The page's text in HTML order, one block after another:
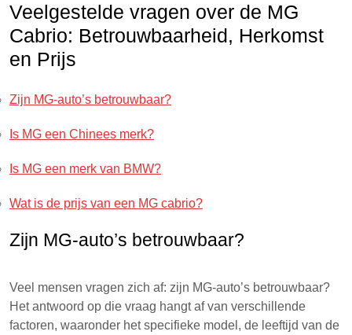
Veelgestelde vragen over de MG
Cabrio: Betrouwbaarheid, Herkomst
en Prijs
Zijn MG-auto’s betrouwbaar?
Is MG een Chinees merk?
Is MG een merk van BMW?
Wat is de prijs van een MG cabrio?
Zijn MG-auto’s betrouwbaar?
Veel mensen vragen zich af: zijn MG-auto’s betrouwbaar?
Het antwoord op die vraag hangt af van verschillende
factoren, waaronder het specifieke model, de leeftijd van de